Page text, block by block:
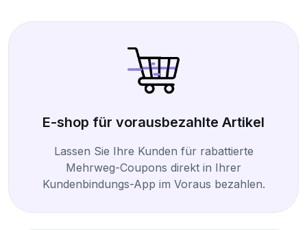
E-shop für vorausbezahlte Artikel
Lassen Sie Ihre Kunden für rabattierte
Mehrweg-Coupons direkt in Ihrer
Kundenbindungs-App im Voraus bezahlen.